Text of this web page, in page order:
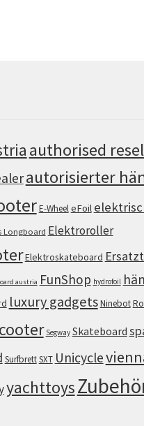
authorised
autorisierter
E-WheeleFoil
Longboard Elektroroller
Elektroskateboard
austria FunShop hydrofoil
luxury gadgetsNinebot
Segway Skateboard
SurfbrettSXT Unicycle
yachttoys